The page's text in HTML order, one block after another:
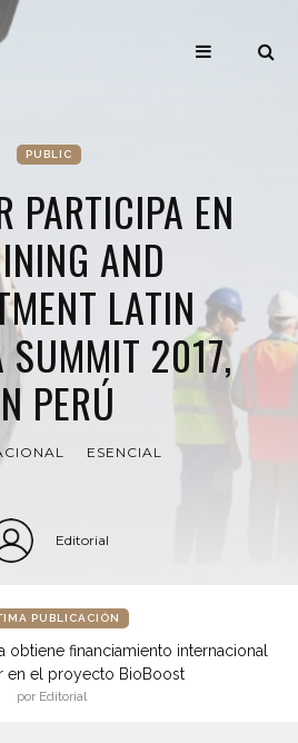
PUBLIC
PARTICIPA EN
AND
LATIN
SUMMIT 2017,
PERÚ
ESENCIAL
Editorial
PUBLICACIÓN
obtiene financiamiento internacional
en el proyecto BioBoost
por Editorial